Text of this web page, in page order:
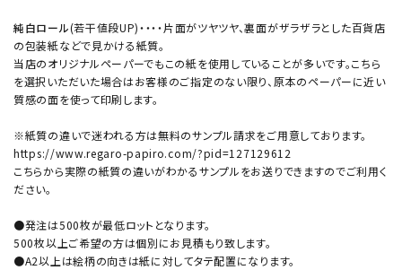
純白ロール(若干値段UP)・・・・片面がツヤツヤ、裏面がザラザラとした百貨店
の包装紙などで見かける紙質。
当店のオリジナルペーパーでもこの紙を使用していることが多いです。こちら
を選択いただいた場合はお客様のご指定のない限り、原本のペーパーに近い
質感の面を使って印刷します。
※紙質の違いで迷われる方は無料のサンプル請求をご用意しております。
https://www.regaro-papiro.com/?pid=127129612
こちらから実際の紙質の違いがわかるサンプルをお送りできますのでご利用く
ださい。
●発注は500枚が最低ロットとなります。
500枚以上ご希望の方は個別にお見積もり致します。
●A2以上は絵柄の向きは紙に対してタテ配置になります。